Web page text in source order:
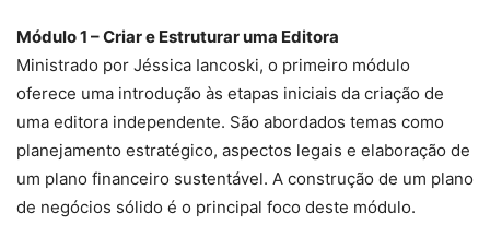
Módulo 1 – Criar e Estruturar uma Editora
Ministrado por Jéssica Iancoski, o primeiro módulo
oferece uma introdução às etapas iniciais da criação de
uma editora independente. São abordados temas como
planejamento estratégico, aspectos legais e elaboração de
um plano financeiro sustentável. A construção de um plano
de negócios sólido é o principal foco deste módulo.